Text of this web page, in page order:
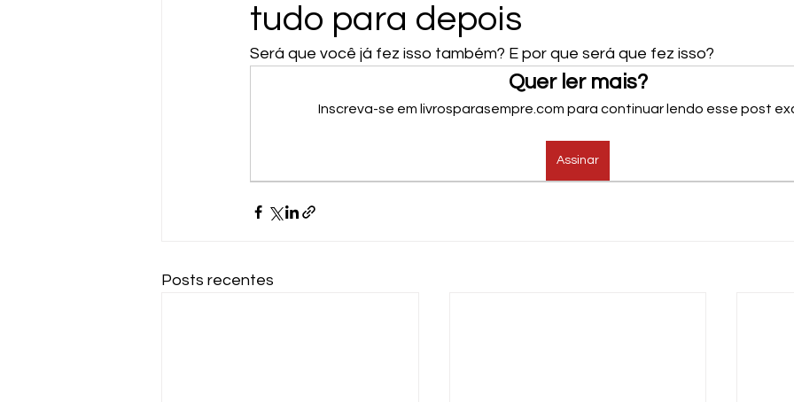
tudo para depois
Será que você já fez isso também? E por que será que fez isso?
Quer ler mais?
Inscreva-se em livrosparasempre.com para continuar lendo esse post
Assinar
Posts recentes